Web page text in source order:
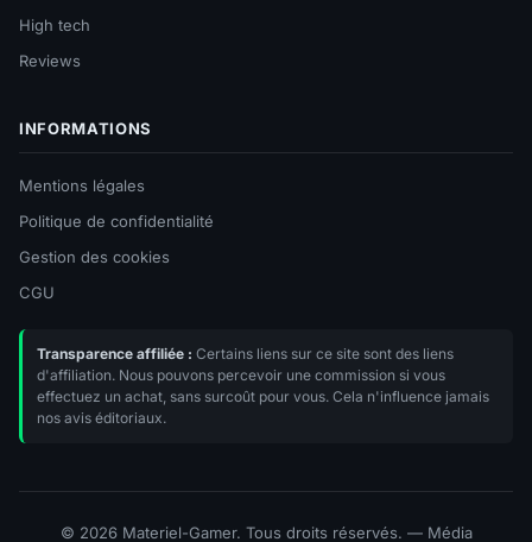
High tech
Reviews
INFORMATIONS
Mentions légales
Politique de confidentialité
Gestion des cookies
CGU
Transparence affiliée : Certains liens sur ce site sont des liens
d'affiliation. Nous pouvons percevoir une commission si vous
effectuez un achat, sans surcoût pour vous. Cela n'influence jamais
nos avis éditoriaux.
© 2026 Materiel-Gamer. Tous droits réservés. — Média